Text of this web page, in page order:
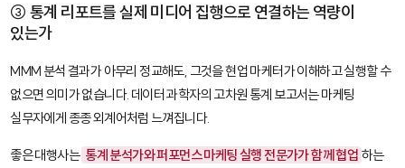
③ 통계 리포트를 실제 미디어 집행으로 연결하는 역량이
있는가
MMM 분석 결과가 아무리 정교해도, 그것을 현업 마케터가 이해하고 실행할 수
없으면 의미가 없습니다. 데이터 과학자의 고차원 통계 보고서는 마케팅
실무자에게 종종 외계어처럼 느껴집니다.
좋은 대행사는 통계 분석가와 퍼포먼스 마케팅 실행 전문가가 함께 협업 하는